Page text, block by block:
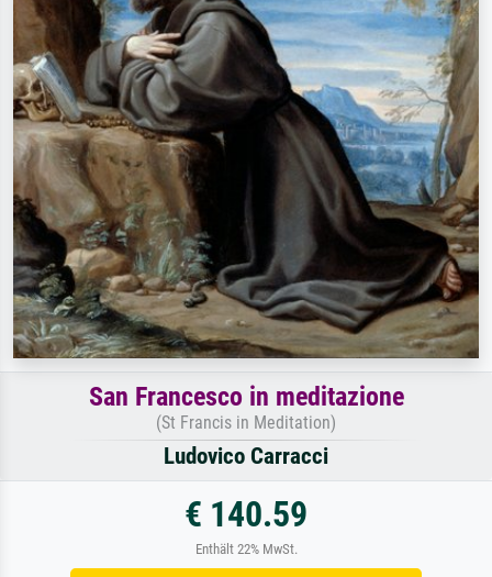
San Francesco in meditazione
(St Francis in Meditation)
Ludovico Carracci
€ 140.59
Enthält 22% MwSt.